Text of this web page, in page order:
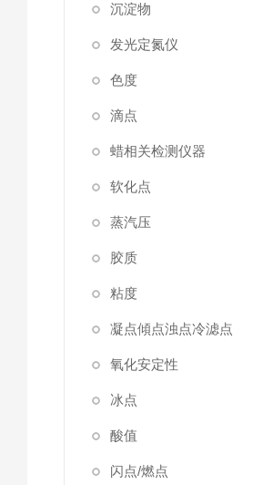
沉淀物
发光定氮仪
色度
滴点
蜡相关检测仪器
软化点
蒸汽压
胶质
粘度
凝点傾点浊点冷滤点
氧化安定性
冰点
酸值
闪点/燃点